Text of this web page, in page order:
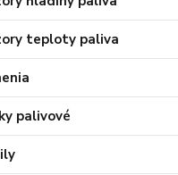
teploty paliva
palivové